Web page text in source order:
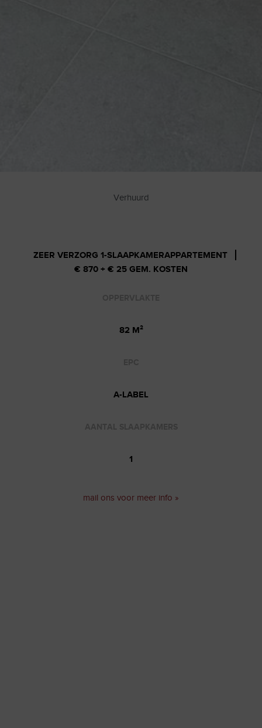
Verhuurd
ZEER VERZORG 1-SLAAPKAMERAPPARTEMENT
€ 870 + € 25 GEM. KOSTEN
82 M²
A-LABEL
1
mail ons voor meer info »